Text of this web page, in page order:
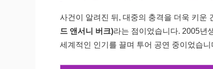
사건이 알려진 뒤, 대중의 충격을 더욱 키운
드 앤서니 버크)라는 점이었습니다. 2005년
세계적인 인기를 끌며 투어 공연 중이었습니